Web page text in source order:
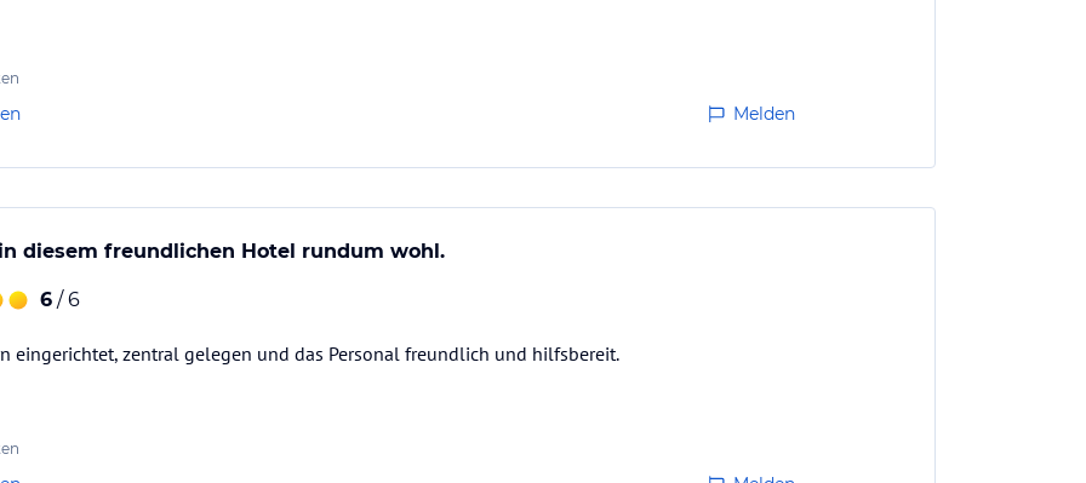
Melden
diesem freundlichen Hotel rundum wohl.
6 / 6
eingerichtet, zentral gelegen und das Personal freundlich und hilfsbereit.